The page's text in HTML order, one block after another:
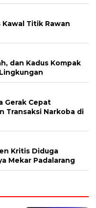
Titik Rawan
dan Kadus Kompak
Gerak Cepat
Transaksi Narkoba di
Kritis Diduga
Mekar Padalarang